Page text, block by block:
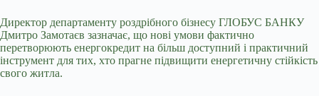
Директор департаменту роздрібного бізнесу ГЛОБУС БАНКУ
Дмитро Замотаєв зазначає, що нові умови фактично
перетворюють енергокредит на більш доступний і практичний
інструмент для тих, хто прагне підвищити енергетичну стійкість
свого житла.